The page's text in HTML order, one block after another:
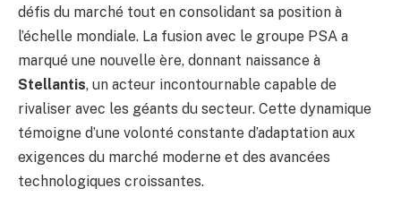
défis du marché tout en consolidant sa position à
l’échelle mondiale. La fusion avec le groupe PSA a
marqué une nouvelle ère, donnant naissance à
Stellantis, un acteur incontournable capable de
rivaliser avec les géants du secteur. Cette dynamique
témoigne d’une volonté constante d’adaptation aux
exigences du marché moderne et des avancées
technologiques croissantes.